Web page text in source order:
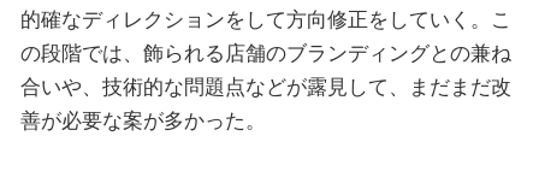
的確なディレクションをして方向修正をしていく。こ
の段階では、飾られる店舗のブランディングとの兼ね
合いや、技術的な問題点などが露見して、まだまだ改
善が必要な案が多かった。